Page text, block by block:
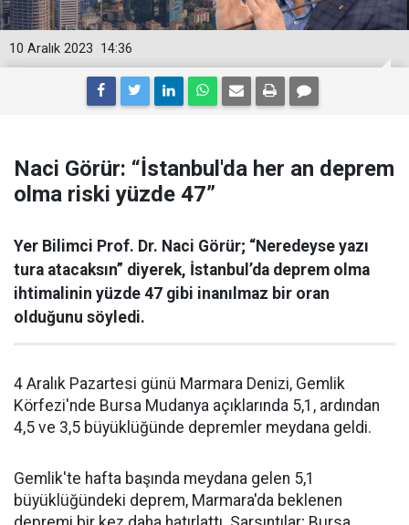
14:36
10 Aralık 2023
Naci Görür: “İstanbul'da her an deprem
olma riski yüzde 47”
Yer Bilimci Prof. Dr. Naci Görür; “Neredeyse yazı
tura atacaksın” diyerek, İstanbul’da deprem olma
ihtimalinin yüzde 47 gibi inanılmaz bir oran
olduğunu söyledi.
4 Aralık Pazartesi günü Marmara Denizi, Gemlik
Körfezi'nde Bursa Mudanya açıklarında 5,1, ardından
4,5 ve 3,5 büyüklüğünde depremler meydana geldi.
Gemlik'te hafta başında meydana gelen 5,1
büyüklüğündeki deprem, Marmara'da beklenen